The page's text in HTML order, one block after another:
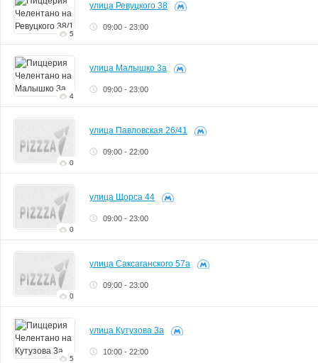
5
улица Ревуцкого 38
09:00 - 23:00
4
улица Малышко 3а
09:00 - 23:00
0
улица Павловская 26/41
09:00 - 22:00
0
улица Щорса 44
09:00 - 23:00
0
улица Саксаганского 57а
09:00 - 23:00
5
улица Кутузова 3а
10:00 - 22:00